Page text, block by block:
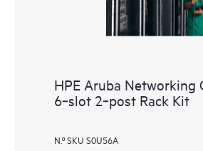
HPE Aruba Networking
6‑slot 2‑post Rack Kit
N.º SKU S0U56A